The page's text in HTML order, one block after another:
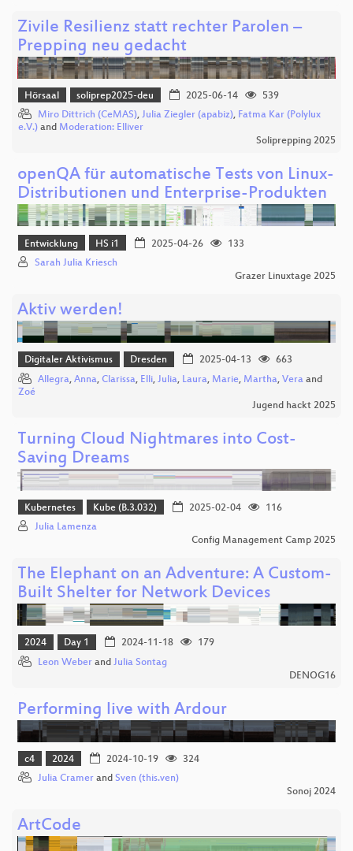
Zivile Resilienz statt rechter Parolen –
Prepping neu gedacht
Hörsaal soliprep2025-deu 2025-06-14
539
Miro Dittrich (CeMAS), Julia Ziegler (apabiz), Fatma Kar (Polylux
e.V.) and Moderation: Elliver
Soliprepping 2025
openQA für automatische Tests von Linux-
Distributionen und Enterprise-Produkten
Entwicklung HS i1 2025-04-26
133
Sarah Julia Kriesch
Grazer Linuxtage 2025
Aktiv werden!
Digitaler Aktivismus Dresden 2025-04-13
663
Allegra, Anna, Clarissa, Elli, Julia, Laura, Marie, Martha, Vera and
Zoé
Jugend hackt 2025
Turning Cloud Nightmares into Cost-
Saving Dreams
Kubernetes Kube (B.3.032) 2025-02-04
116
Julia Lamenza
Config Management Camp 2025
The Elephant on an Adventure: A Custom-
Built Shelter for Network Devices
2024 Day 1 2024-11-18
179
Leon Weber and Julia Sontag
DENOG16
Performing live with Ardour
c4 2024 2024-10-19
324
Julia Cramer and Sven (this.ven)
Sonoj 2024
ArtCode